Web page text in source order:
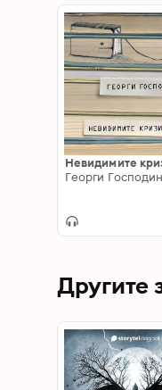
Невидимите
Георги
Другите